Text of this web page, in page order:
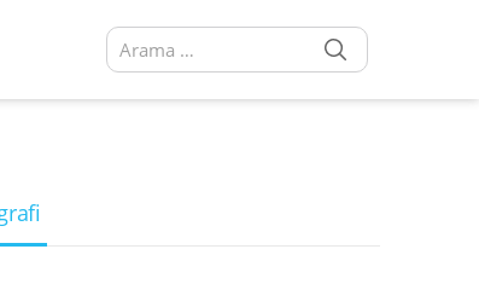
Arama sonuçları: